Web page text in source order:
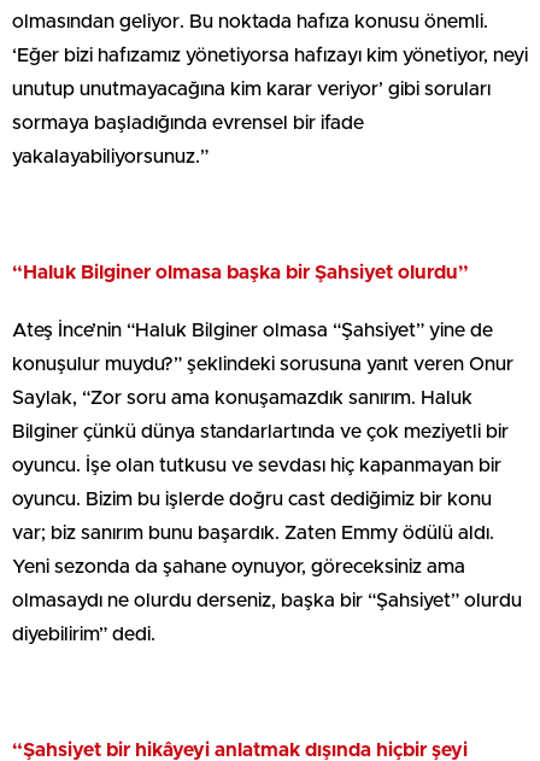
olmasından geliyor. Bu noktada hafıza konusu önemli.
‘Eğer bizi hafızamız yönetiyorsa hafızayı kim yönetiyor, neyi
unutup unutmayacağına kim karar veriyor’ gibi soruları
sormaya başladığında evrensel bir ifade
yakalayabiliyorsunuz.”
“Haluk Bilginer olmasa başka bir Şahsiyet olurdu”
Ateş İnce’nin “Haluk Bilginer olmasa “Şahsiyet” yine de
konuşulur muydu?” şeklindeki sorusuna yanıt veren Onur
Saylak, “Zor soru ama konuşamazdık sanırım. Haluk
Bilginer çünkü dünya standarlartında ve çok meziyetli bir
oyuncu. İşe olan tutkusu ve sevdası hiç kapanmayan bir
oyuncu. Bizim bu işlerde doğru cast dediğimiz bir konu
var; biz sanırım bunu başardık. Zaten Emmy ödülü aldı.
Yeni sezonda da şahane oynuyor, göreceksiniz ama
olmasaydı ne olurdu derseniz, başka bir “Şahsiyet” olurdu
diyebilirim” dedi.
“Şahsiyet bir hikâyeyi anlatmak dışında hiçbir şeyi